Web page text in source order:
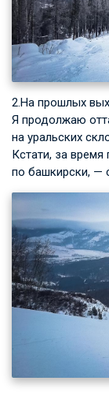
2.На прошлых
Я продолжаю
на уральских
Кстати, за
по башкирски, —